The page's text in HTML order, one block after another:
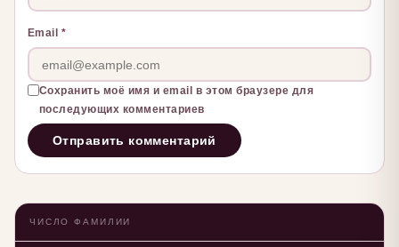
Email *
Сохранить моё имя и email в этом браузере для
последующих комментариев
ЧИСЛО ФАМИЛИИ